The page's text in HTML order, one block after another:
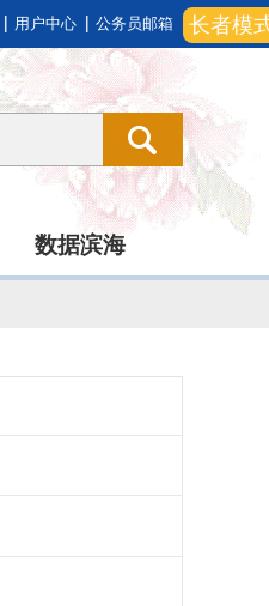
长者模
用户中心 公务员邮箱
数据滨海